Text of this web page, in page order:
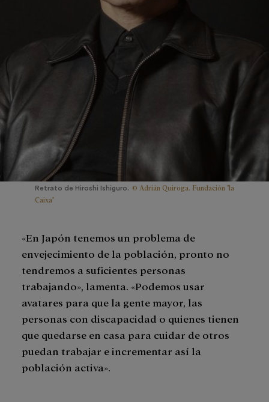
Retrato de Hiroshi Ishiguro. © Adrián Quiroga. Fundación "la
Caixa"
«En Japón tenemos un problema de
envejecimiento de la población, pronto no
tendremos a suficientes personas
trabajando», lamenta. «Podemos usar
avatares para que la gente mayor, las
personas con discapacidad o quienes tienen
que quedarse en casa para cuidar de otros
puedan trabajar e incrementar así la
población activa».